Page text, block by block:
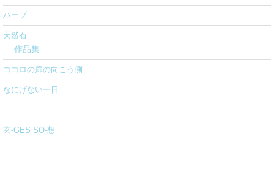
ハーブ
天然石
作品集
ココロの扉の向こう側
なにげない一日
玄-GES SO-想